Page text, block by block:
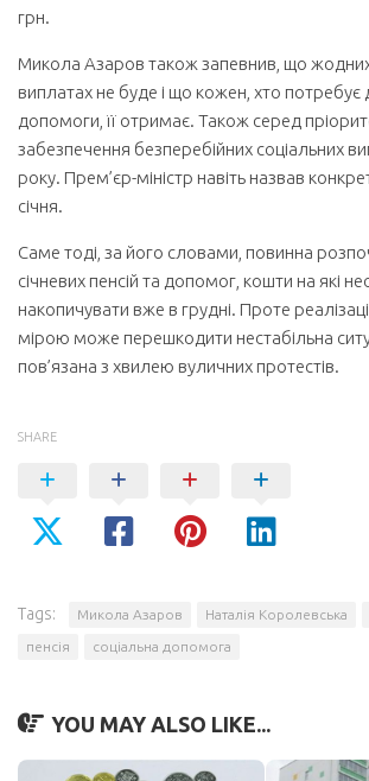
грн.
Микола Азаров також запевнив, що
виплатах не буде і що ко­жен, хто потребує
допомоги, її отримає. Також серед
забезпечення безперебійних соціальних
року. Прем’єр-міністр навіть назвав
січня.
Саме тоді, за його словами, повинна
січневих пенсій та допомог, кошти на які
накопичувати вже в грудні. Проте
мірою може перешкодити нестабільна
пов’язана з хвилею вуличних протестів.
SHARE
Tags: Микола Азаров Наталія Королевська
пенсія соціальна допомога
YOU MAY ALSO LIKE...